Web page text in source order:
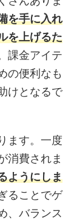
を手に入れ
を上げるた
課金アイテ
の便利なも
けとなるで
ます。一度
消費されま
ようにしま
ることでゲ
、バランス